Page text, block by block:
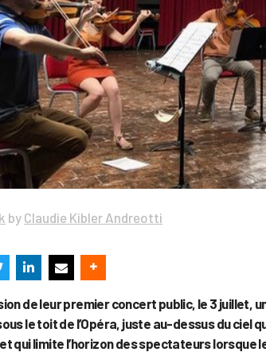
by Claudie Kibler Andreotti
de leur premier concert public, le 3 juillet,
le toit de l’Opéra, juste au-dessus du
qui limite l’horizon des spectateurs lorsque